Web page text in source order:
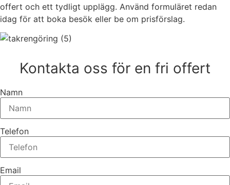
offert och ett tydligt upplägg. Använd formuläret redan
idag för att boka besök eller be om prisförslag.
Kontakta oss för en fri offert
Namn
Telefon
Email